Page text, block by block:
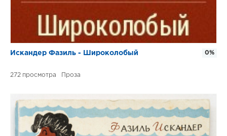
Искандер Фазиль - Широколобый
272 Проза
0%